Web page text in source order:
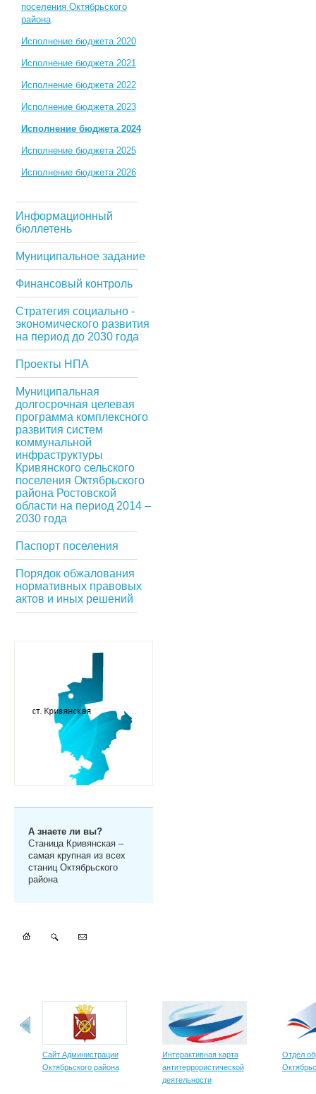
поселения Октябрьского
района
Исполнение бюджета 2020
Исполнение бюджета 2021
Исполнение бюджета 2022
Исполнение бюджета 2023
Исполнение бюджета 2024
Исполнение бюджета 2025
Исполнение бюджета 2026
Информационный
бюллетень
Муниципальное задание
Финансовый контроль
Стратегия социально -
экономического развития
на период до 2030 года
Проекты НПА
Муниципальная
долгосрочная целевая
программа комплексного
развития систем
коммунальной
инфраструктуры
Кривянского сельского
поселения Октябрьского
района Ростовской
области на период 2014 –
2030 года
Паспорт поселения
Порядок обжалования
нормативных правовых
актов и иных решений
А знаете ли вы?
Станица Кривянская –
самая крупная из всех
станиц Октябрьского
района
Сайт Администрации
Октябрьского района
Интерактивная карта
антитеррористической
деятельности
Отдел